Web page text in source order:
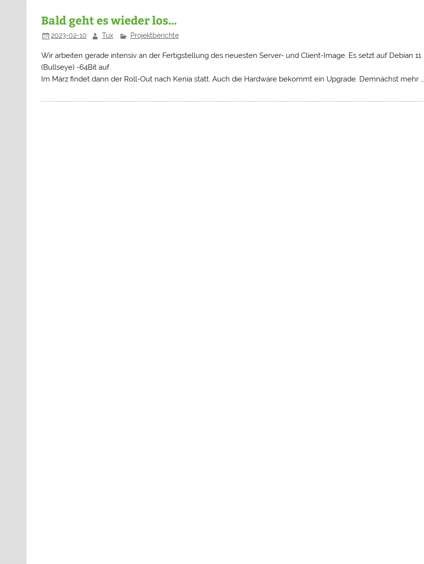
Bald geht es wieder los…
2023-02-10 Tux Projektberichte
Wir arbeiten gerade intensiv an der Fertigstellung des neuesten Server- und Client-Image. Es setzt auf Debian 11
(Bullseye) -64Bit auf.
Im März findet dann der Roll-Out nach Kenia statt. Auch die Hardware bekommt ein Upgrade. Demnächst mehr …